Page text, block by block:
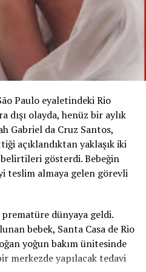
patlama meydana geldi.
çıkarken, bölgeye itfaiye
araçlara da sıçradı.
Paulo eyaletindeki Rio
dışı olayda, henüz bir aylık
Gabriel da Cruz Santos,
açıklandıktan yaklaşık iki
gösterdi. Bebeğin
teslim almaya gelen görevli
dünyaya geldi.
bebek, Santa Casa de Rio
yoğun bakım ünitesinde
merkezde yapılacak tedavi